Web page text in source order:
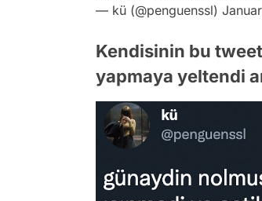
— kü (@penguenssl)
Kendisinin bu
yapmaya yeltendi